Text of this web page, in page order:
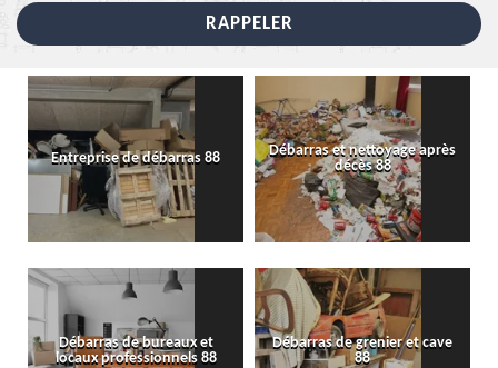
Entreprise de débarras 88
Débarras et nettoyage après
décès 88
Débarras de bureaux et
locaux professionnels 88
Débarras de grenier et cave
88